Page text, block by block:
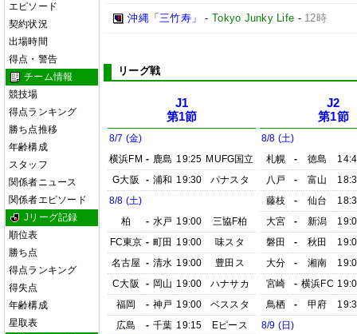
エピソード
契約状況
出場時間
得点・警告
チーム情報
競技場
得点ランキング
勝ち点推移
年齢構成
スタッフ
関係者ニュース
関係者エピソード
Jリーグ記録
順位表
勝ち点
得点ランキング
得失点
年齢構成
星取表
沖縄「三竹寿」 - Tokyo Junky Life - 12時
リーグ戦
J1
第1節
8/7 (金)
横浜FM - 鹿島 19:25 MUFG国立
G大阪
- 浦和 19:30
パナスタ
8/8 (土)
柏
- 水戸 19:00
三協F柏
FC東京 - 町田 19:00
味スタ
名古屋 - 清水 19:00
豊田ス
C大阪
- 岡山 19:00
ハナサカ
福岡
- 神戸 19:00
ベススタ
広島
- 千葉 19:15
Eピース
J2
第1節
8/8 (土)
札幌
- 徳島
八戸
- 富山
藤枝
- 仙台
大宮
- 新潟
磐田
- 秋田
大分
- 湘南
宮崎
- 横浜FC
鳥栖
- 甲府
8/9 (日)